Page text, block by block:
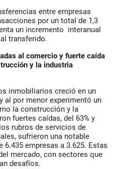
entre empresas
por un total de 1,3
un incremento interanual
transferido.
al comercio y fuerte caída
y la industria
inmobiliarios creció en un
al por menor experimentó un
la construcción y la
fuertes caídas, del 63% y
rubros de servicios de
sufrieron una notable
6.435 empresas a 3.625. Estas
mercado, con sectores que
desafíos.